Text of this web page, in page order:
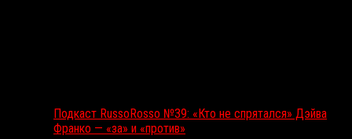
Подкаст RussoRosso №39: «Кто не спрятался» Дэйва
Франко — «за» и «против»